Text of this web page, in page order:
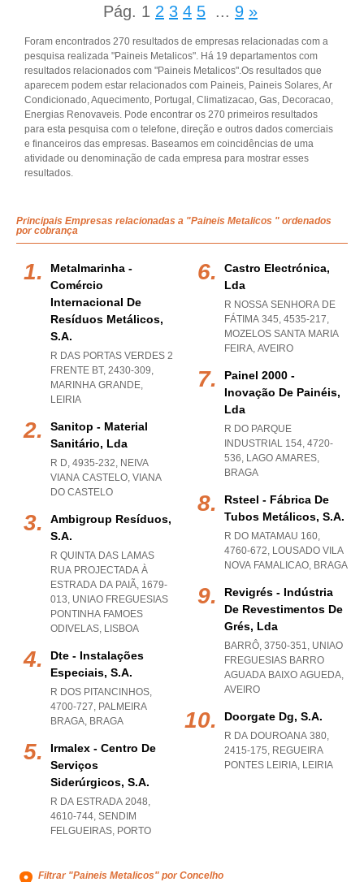
Pág. 1 2 3 4 5 ... 9 »
Foram encontrados 270 resultados de empresas relacionadas com a
pesquisa realizada "Paineis Metalicos". Há 19 departamentos com
resultados relacionados com "Paineis Metalicos".Os resultados que
aparecem podem estar relacionados com Paineis, Paineis Solares, Ar
Condicionado, Aquecimento, Portugal, Climatizacao, Gas, Decoracao,
Energias Renovaveis. Pode encontrar os 270 primeiros resultados
para esta pesquisa com o telefone, direção e outros dados comerciais
e financeiros das empresas. Baseamos em coincidências de uma
atividade ou denominação de cada empresa para mostrar esses
resultados.
Principais Empresas relacionadas a "Paineis Metalicos " ordenados
por cobrança
Metalmarinha -
Comércio
Internacional De
Resíduos Metálicos,
S.a.
R DAS PORTAS VERDES 2
FRENTE BT, 2430-309,
MARINHA GRANDE,
LEIRIA
Sanitop - Material
Sanitário, Lda
R D, 4935-232, NEIVA
VIANA CASTELO, VIANA
DO CASTELO
Ambigroup Resíduos,
S.a.
R QUINTA DAS LAMAS
RUA PROJECTADA À
ESTRADA DA PAIÃ, 1679-
013, UNIAO FREGUESIAS
PONTINHA FAMOES
ODIVELAS, LISBOA
Dte - Instalações
Especiais, S.a.
R DOS PITANCINHOS,
4700-727, PALMEIRA
BRAGA, BRAGA
Irmalex - Centro De
Serviços
Siderúrgicos, S.a.
R DA ESTRADA 2048,
4610-744, SENDIM
FELGUEIRAS, PORTO
Castro Electrónica,
Lda
R NOSSA SENHORA DE
FÁTIMA 345, 4535-217,
MOZELOS SANTA MARIA
FEIRA, AVEIRO
Painel 2000 -
Inovação De Painéis,
Lda
R DO PARQUE
INDUSTRIAL 154, 4720-
536, LAGO AMARES,
BRAGA
Rsteel - Fábrica De
Tubos Metálicos, S.a.
R DO MATAMAU 160,
4760-672, LOUSADO VILA
NOVA FAMALICAO, BRAGA
Revigrés - Indústria
De Revestimentos De
Grés, Lda
BARRÔ, 3750-351, UNIAO
FREGUESIAS BARRO
AGUADA BAIXO AGUEDA,
AVEIRO
Doorgate Dg, S.a.
R DA DOUROANA 380,
2415-175, REGUEIRA
PONTES LEIRIA, LEIRIA
Filtrar "Paineis Metalicos" por Concelho